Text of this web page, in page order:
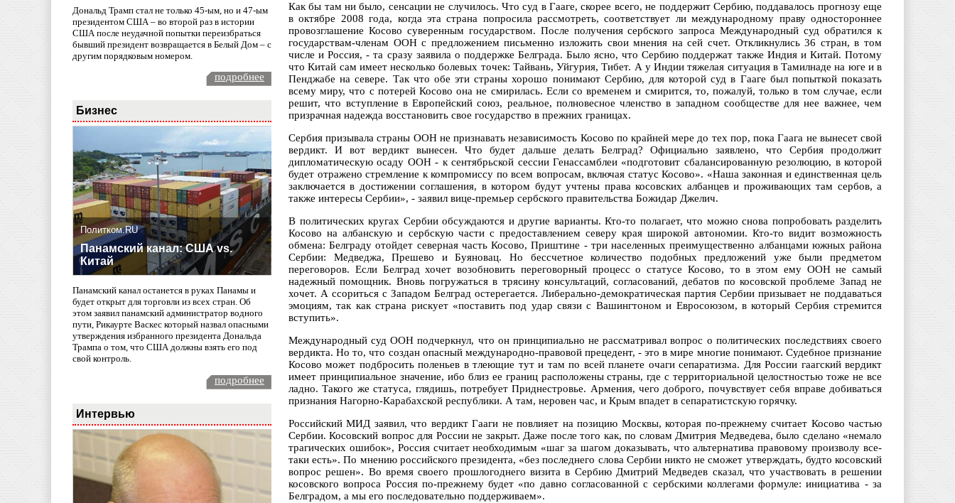
Дональд Трамп стал не только 45-ым, но и 47-ым
президентом США – во второй раз в истории
США после неудачной попытки переизбраться
бывший президент возвращается в Белый Дом – с
другим порядковым номером.
подробнее
Бизнес
Политком.RU
Панамский канал: США vs.
Китай
Панамский канал останется в руках Панамы и
будет открыт для торговли из всех стран. Об
этом заявил панамский администратор водного
пути, Рикаурте Васкес который назвал опасными
утверждения избранного президента Дональда
Трампа о том, что США должны взять его под
свой контроль.
подробнее
Интервью
Как бы там ни было, сенсации не случилось. Что суд в Гааге, скорее всего, не поддержит Сербию, поддавалось прогнозу еще
в октябре 2008 года, когда эта страна попросила рассмотреть, соответствует ли международному праву одностороннее
провозглашение Косово суверенным государством. После получения сербского запроса Международный суд обратился к
государствам-членам ООН с предложением письменно изложить свои мнения на сей счет. Откликнулись 36 стран, в том
числе и Россия, - та сразу заявила о поддержке Белграда. Было ясно, что Сербию поддержат также Индия и Китай. Потому
что Китай сам имеет несколько болевых точек: Тайвань, Уйгурия, Тибет. А у Индии тяжелая ситуация в Тамилнаде на юге и в
Пенджабе на севере. Так что обе эти страны хорошо понимают Сербию, для которой суд в Гааге был попыткой показать
всему миру, что с потерей Косово она не смирилась. Если со временем и смирится, то, пожалуй, только в том случае, если
решит, что вступление в Европейский союз, реальное, полновесное членство в западном сообществе для нее важнее, чем
призрачная надежда восстановить свое государство в прежних границах.
Сербия призывала страны ООН не признавать независимость Косово по крайней мере до тех пор, пока Гаага не вынесет свой
вердикт. И вот вердикт вынесен. Что будет дальше делать Белград? Официально заявлено, что Сербия продолжит
дипломатическую осаду ООН - к сентябрьской сессии Генассамблеи «подготовит сбалансированную резолюцию, в которой
будет отражено стремление к компромиссу по всем вопросам, включая статус Косово». «Наша законная и единственная цель
заключается в достижении соглашения, в котором будут учтены права косовских албанцев и проживающих там сербов, а
также интересы Сербии», - заявил вице-премьер сербского правительства Божидар Джелич.
В политических кругах Сербии обсуждаются и другие варианты. Кто-то полагает, что можно снова попробовать разделить
Косово на албанскую и сербскую части с предоставлением северу края широкой автономии. Кто-то видит возможность
обмена: Белграду отойдет северная часть Косово, Приштине - три населенных преимущественно албанцами южных района
Сербии: Медведжа, Прешево и Буяновац. Но бессчетное количество подобных предложений уже были предметом
переговоров. Если Белград хочет возобновить переговорный процесс о статусе Косово, то в этом ему ООН не самый
надежный помощник. Вновь погружаться в трясину консультаций, согласований, дебатов по косовской проблеме Запад не
хочет. А ссориться с Западом Белград остерегается. Либерально-демократическая партия Сербии призывает не поддаваться
эмоциям, так как страна рискует «поставить под удар связи с Вашингтоном и Евросоюзом, в который Сербия стремится
вступить».
Международный суд ООН подчеркнул, что он принципиально не рассматривал вопрос о политических последствиях своего
вердикта. Но то, что создан опасный международно-правовой прецедент, - это в мире многие понимают. Судебное признание
Косово может подбросить поленьев в тлеющие тут и там по всей планете очаги сепаратизма. Для России гаагский вердикт
имеет принципиальное значение, ибо близ ее границ расположены страны, где с территориальной целостностью тоже не все
ладно. Такого же статуса, глядишь, потребует Приднестровье. Армения, чего доброго, почувствует себя вправе добиваться
признания Нагорно-Карабахской республики. А там, неровен час, и Крым впадет в сепаратистскую горячку.
Российский МИД заявил, что вердикт Гааги не повлияет на позицию Москвы, которая по-прежнему считает Косово частью
Сербии. Косовский вопрос для России не закрыт. Даже после того как, по словам Дмитрия Медведева, было сделано «немало
трагических ошибок», Россия считает необходимым «шаг за шагом доказывать, что альтернатива правовому произволу все-
таки есть». По мнению российского президента, «без последнего слова Сербии никто не сможет утверждать, будто косовский
вопрос решен». Во время своего прошлогоднего визита в Сербию Дмитрий Медведев сказал, что участвовать в решении
косовского вопроса Россия по-прежнему будет «по давно согласованной с сербскими коллегами формуле: инициатива - за
Белградом, а мы его последовательно поддерживаем».